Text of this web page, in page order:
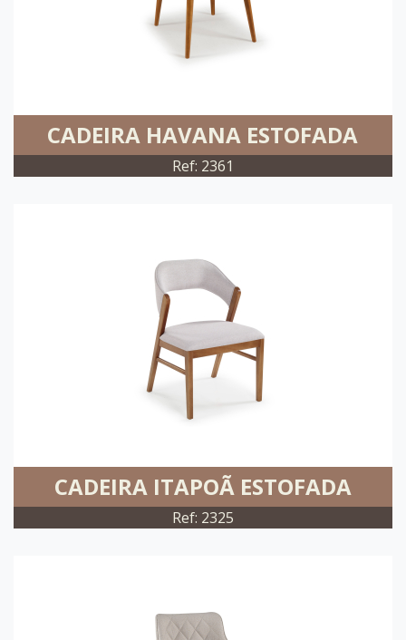
CADEIRA HAVANA ESTOFADA
Ref: 2361
CADEIRA ITAPOÃ ESTOFADA
Ref: 2325